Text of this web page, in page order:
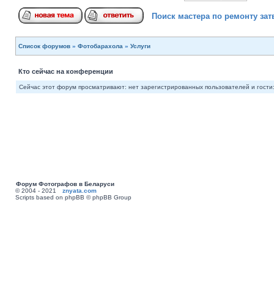
Поиск мастера по ремонту
Список форумов » Фотобарахола » Услуги
Кто сейчас на конференции
Сейчас этот форум просматривают: нет зарегистрированных пользователей и
Форум Фотографов в Беларуси
© 2004 - 2021 znyata.com
Scripts based on phpBB © phpBB Group